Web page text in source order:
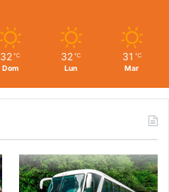
32 ℃
Dom
32 ℃
Lun
31 ℃
Mar